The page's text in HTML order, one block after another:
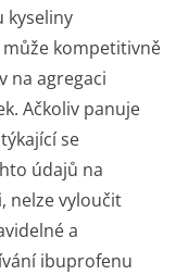
kyseliny
kompetitivně
na agregaci
Ačkoliv panuje
se
údajů na
nelze vyloučit
a
ibuprofenu